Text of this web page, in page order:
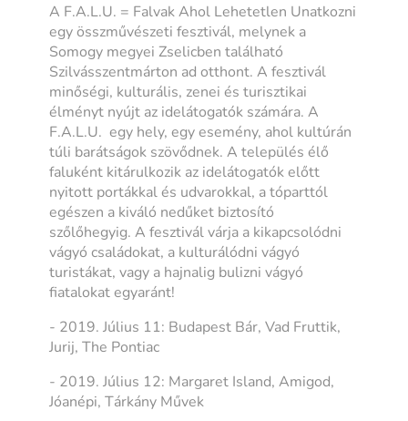
A F.A.L.U. = Falvak Ahol Lehetetlen Unatkozni
egy összművészeti fesztivál, melynek a
Somogy megyei Zselicben található
Szilvásszentmárton ad otthont. A fesztivál
minőségi, kulturális, zenei és turisztikai
élményt nyújt az idelátogatók számára. A
F.A.L.U. egy hely, egy esemény, ahol kultúrán
túli barátságok szövődnek. A település élő
faluként kitárulkozik az idelátogatók előtt
nyitott portákkal és udvarokkal, a tóparttól
egészen a kiváló nedűket biztosító
szőlőhegyig. A fesztivál várja a kikapcsolódni
vágyó családokat, a kulturálódni vágyó
turistákat, vagy a hajnalig bulizni vágyó
fiatalokat egyaránt!
- 2019. Július 11: Budapest Bár, Vad Fruttik,
Jurij, The Pontiac
- 2019. Július 12: Margaret Island, Amigod,
Jóanépi, Tárkány Művek